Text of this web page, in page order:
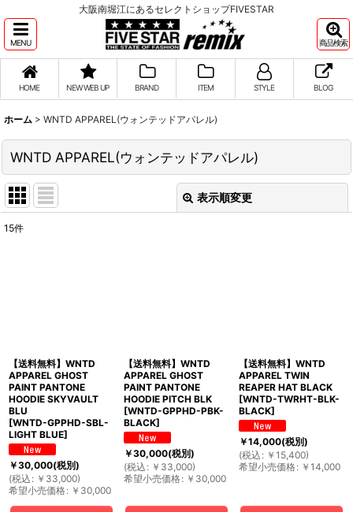
大阪南堀江にあるセレクトショップFIVESTAR
MENU 商品検索
HOME NEW WEB UP BRAND ITEM STYLE BLOG
ホーム > WNTD APPAREL(ウォンテッドアパレル)
WNTD APPAREL(ウォンテッドアパレル)
表示順変更
15件
【送料無料】WNTD
APPAREL GHOST
PAINT PANTONE
HOODIE SKYVAULT
BLU
[WNTD-GPPHD-SBL-
LIGHT BLUE]
￥30,000(税別)
(税込 : ￥ 33,000)
希望小売価格: ￥ 30,000
【送料無料】WNTD
APPAREL GHOST
PAINT PANTONE
HOODIE PITCH BLK
[WNTD-GPPHD-PBK-
BLACK]
￥30,000(税別)
(税込 : ￥ 33,000)
希望小売価格: ￥ 30,000
【送料無料】WNTD
APPAREL TWIN
REAPER HAT BLACK
[WNTD-TWRHT-BLK-
BLACK]
￥14,000(税別)
(税込 : ￥ 15,400)
希望小売価格: ￥ 14,000